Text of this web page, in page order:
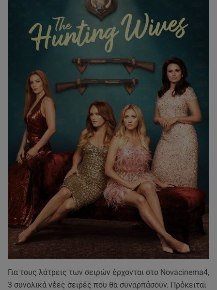
Για τους λάτρεις των σειρών έρχονται στο Novacinema4,
3 συνολικά νέες σειρές που θα συναρπάσουν. Πρόκειται